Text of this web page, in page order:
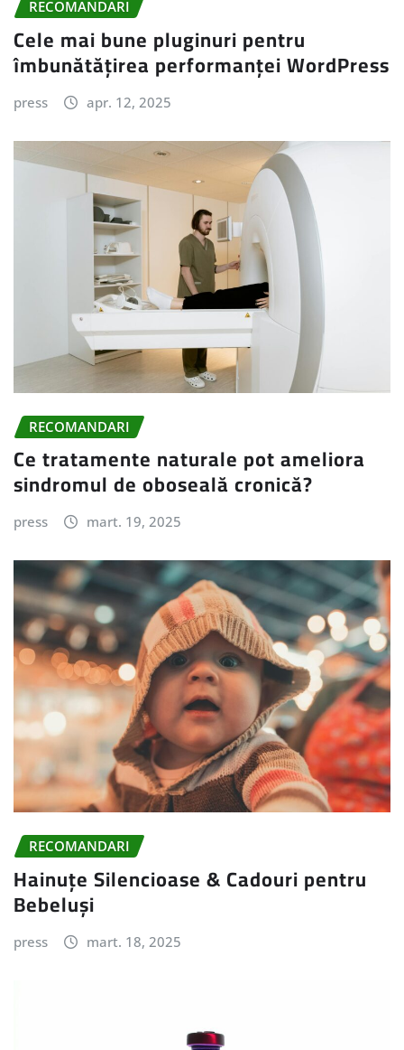
RECOMANDARI
Cele mai bune pluginuri pentru
îmbunătățirea performanței WordPress
press apr. 12, 2025
RECOMANDARI
Ce tratamente naturale pot ameliora
sindromul de oboseală cronică?
press mart. 19, 2025
RECOMANDARI
Hainuțe Silencioase & Cadouri pentru
Bebeluși
press mart. 18, 2025